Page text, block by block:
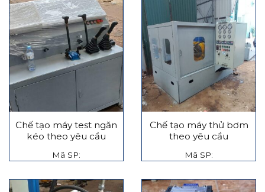
Chế tạo máy test ngăn
kéo theo yêu cầu
Mã SP:
Chế tạo máy thử bơm
theo yêu cầu
Mã SP: